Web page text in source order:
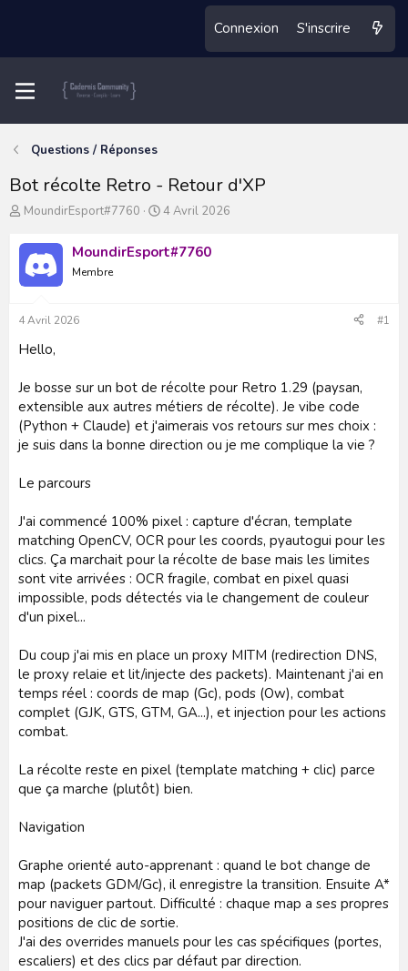
Connexion S'inscrire
Questions / Réponses
Bot récolte Retro - Retour d'XP
A
t
e
u
r
u
s
u
e
t
MoundirEsport#7760
D
t
e
4 Avril 2026
MoundirEsport#7760
Membre
4 Avril 2026 #1
Hello,
Je bosse sur un bot de récolte pour Retro 1.29 (paysan,
extensible aux autres métiers de récolte). Je vibe code
(Python + Claude) et j'aimerais vos retours sur mes choix :
je suis dans la bonne direction ou je me complique la vie ?
Le parcours
J'ai commencé 100% pixel : capture d'écran, template
matching OpenCV, OCR pour les coords, pyautogui pour les
clics. Ça marchait pour la récolte de base mais les limites
sont vite arrivées : OCR fragile, combat en pixel quasi
impossible, pods détectés via le changement de couleur
d'un pixel...
Du coup j'ai mis en place un proxy MITM (redirection DNS,
le proxy relaie et lit/injecte des packets). Maintenant j'ai en
temps réel : coords de map (Gc), pods (Ow), combat
complet (GJK, GTS, GTM, GA...), et injection pour les actions
combat.
La récolte reste en pixel (template matching + clic) parce
que ça marche (plutôt) bien.
Navigation
Graphe orienté auto-apprenant : quand le bot change de
map (packets GDM/Gc), il enregistre la transition. Ensuite A*
pour naviguer partout. Difficulté : chaque map a ses propres
positions de clic de sortie.
J'ai des overrides manuels pour les cas spécifiques (portes,
escaliers) et des clics par défaut par direction.